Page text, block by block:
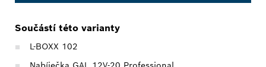
Součástí této varianty
L-BOXX 102